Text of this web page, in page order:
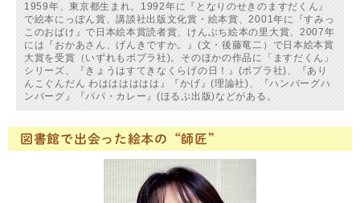
1959年、東京都生まれ。1992年に『となりのせきのますだくん』
で絵本にっぽん賞、講談社出版文化賞・絵本賞、2001年に『すみっ
このおばけ』で日本絵本賞読者賞、けんぶち絵本の里大賞、2007年
には『おかあさん、げんきですか。』(文・後藤竜二）で日本絵本賞
大賞を受賞（いずれもポプラ社)。そのほかの作品に「ますだくん」
シリーズ、『きょうはすてきなくらげの日！』(ポプラ社)、『あり
んこぐんだん わはははははは』『かげ』(理論社)、『ハンバーグハ
ンバーグ』『パパ・カレー』(ほるぷ出版)などがある。
図書館で出会った絵本の“師匠”